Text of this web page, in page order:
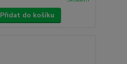
Přidat do košíku